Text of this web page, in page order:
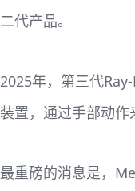
二代产品。
2025年，第三代
装置，通过手部动作
最重磅的消息是，